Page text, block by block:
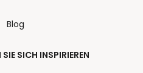
SICH INSPIRIEREN
Blog